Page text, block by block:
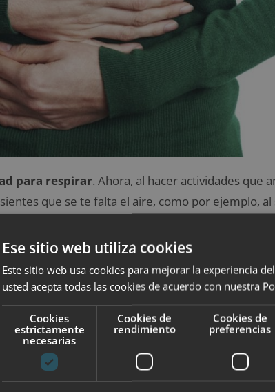
para respirar. Ahora, al hacer actividades que
que se te falta el aire, como por ejemplo, al
necesita oxígeno, y la demanda de oxígeno
embarazada, deberás comenzar a acostumbrarte
a lo largo de todo el embarazo. Además, en
otros de los primeros signos de embarazo
presionados por tu útero, provocando aún
comer a tu bebé cuando no quiere comer
Ese sitio web utiliza cookies
Este sitio web usa cookies para mejorar la experiencia
usted acepta todas las cookies de acuerdo con nuestra
Cookies
estrictamente
necesarias
Cookies de
rendimiento
Cookies de
preferencias